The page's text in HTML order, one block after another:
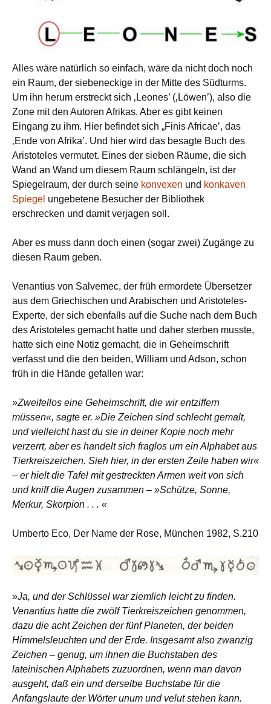
Alles wäre natürlich so einfach, wäre da nicht doch noch
ein Raum, der siebeneckige in der Mitte des Südturms.
Um ihn herum erstreckt sich ‚Leones’ (‚Löwen’), also die
Zone mit den Autoren Afrikas. Aber es gibt keinen
Eingang zu ihm. Hier befindet sich „Finis Africae’, das
‚Ende von Afrika’. Und hier wird das besagte Buch des
Aristoteles vermutet. Eines der sieben Räume, die sich
Wand an Wand um diesem Raum schlängeln, ist der
Spiegelraum, der durch seine konvexen und konkaven
Spiegel ungebetene Besucher der Bibliothek
erschrecken und damit verjagen soll.
Aber es muss dann doch einen (sogar zwei) Zugänge zu
diesen Raum geben.
Venantius von Salvemec, der früh ermordete Übersetzer
aus dem Griechischen und Arabischen und Aristoteles-
Experte, der sich ebenfalls auf die Suche nach dem Buch
des Aristoteles gemacht hatte und daher sterben musste,
hatte sich eine Notiz gemacht, die in Geheimschrift
verfasst und die den beiden, William und Adson, schon
früh in die Hände gefallen war:
»Zweifellos eine Geheimschrift, die wir entziffern
müssen«, sagte er. »Die Zeichen sind schlecht gemalt,
und vielleicht hast du sie in deiner Kopie noch mehr
verzerrt, aber es handelt sich fraglos um ein Alphabet aus
Tierkreiszeichen. Sieh hier, in der ersten Zeile haben wir«
– er hielt die Tafel mit gestreckten Armen weit von sich
und kniff die Augen zusammen – »Schütze, Sonne,
Merkur, Skorpion . . . «
Umberto Eco, Der Name der Rose, München 1982, S.210
»Ja, und der Schlüssel war ziemlich leicht zu finden.
Venantius hatte die zwölf Tierkreiszeichen genommen,
dazu die acht Zeichen der fünf Planeten, der beiden
Himmelsleuchten und der Erde. Insgesamt also zwanzig
Zeichen – genug, um ihnen die Buchstaben des
lateinischen Alphabets zuzuordnen, wenn man davon
ausgeht, daß ein und derselbe Buchstabe für die
Anfangslaute der Wörter unum und velut stehen kann.